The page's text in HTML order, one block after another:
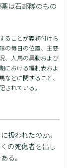
は石部隊のもの
ることが義務付けら
の毎日の位置、主要
、人馬の異動および
における編制表およ
どに関すること、
れている。
扱われたのか。
の死傷者を出し
る。